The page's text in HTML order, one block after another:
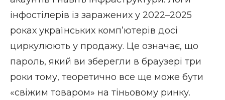
інфостілерів із заражених у 2022–2025
роках українських комп’ютерів досі
циркулюють у продажу. Це означає, що
пароль, який ви зберегли в браузері три
роки тому, теоретично все ще може бути
«свіжим товаром» на тіньовому ринку.